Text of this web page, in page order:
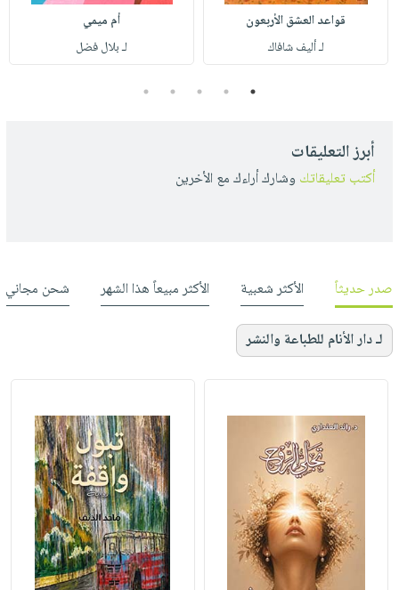
قواعد العشق الأربعون
لـ أليف شافاك
أم ميمي
لـ بلال فضل
1
2
3
4
5
أبرز التعليقات
أكتب تعليقاتك وشارك أراءك مع الأخرين
صدر حديثاً الأكثر شعبية الأكثر مبيعاً هذا الشهر شحن مجاني
لـ دار الأنام للطباعة والنشر